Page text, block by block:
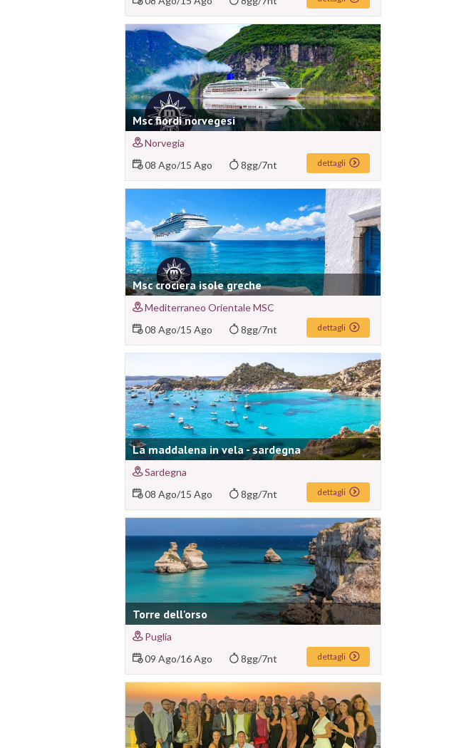
Msc fiordi norvegesi
Norvegia
08 Ago/15 Ago 8gg/7nt dettagli
Msc crociera isole greche
Mediterraneo Orientale MSC
08 Ago/15 Ago 8gg/7nt dettagli
La maddalena in vela - sardegna
Sardegna
08 Ago/15 Ago 8gg/7nt dettagli
Torre dell'orso
Puglia
09 Ago/16 Ago 8gg/7nt dettagli